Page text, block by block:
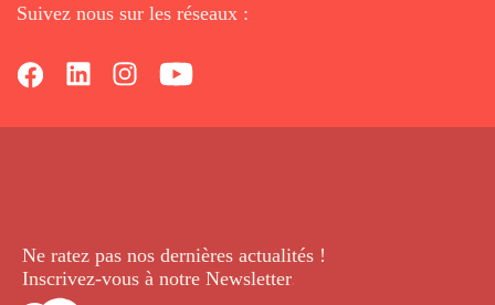
Suivez nous sur les réseaux :
Ne ratez pas nos dernières actualités !
Inscrivez-vous à notre Newsletter.